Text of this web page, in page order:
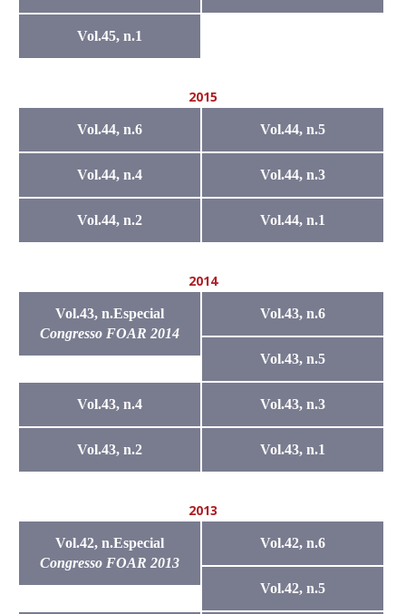
Vol.45, n.1
2015
Vol.44, n.6 Vol.44, n.5
Vol.44, n.4 Vol.44, n.3
Vol.44, n.2 Vol.44, n.1
2014
Vol.43, n.Especial
Congresso FOAR 2014
Vol.43, n.6
Vol.43, n.5
Vol.43, n.4 Vol.43, n.3
Vol.43, n.2 Vol.43, n.1
2013
Vol.42, n.Especial
Congresso FOAR 2013
Vol.42, n.6
Vol.42, n.5